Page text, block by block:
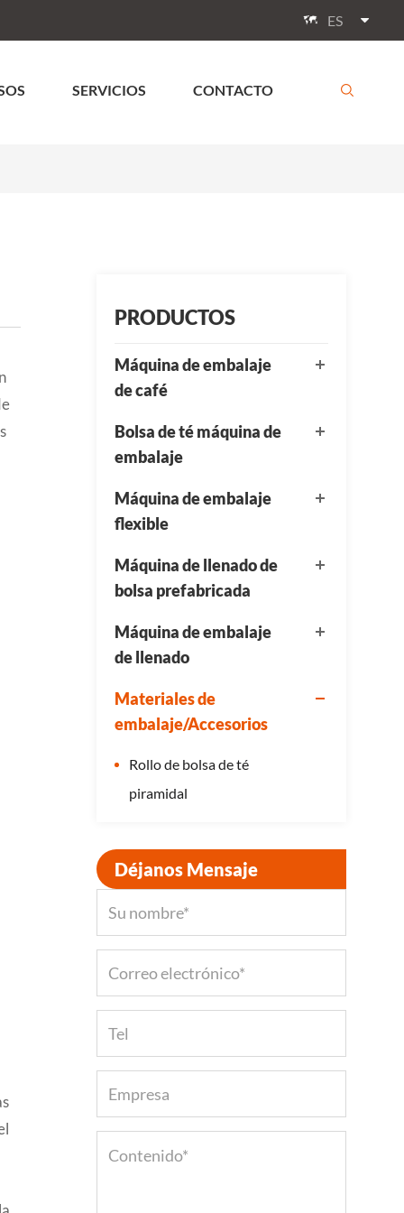
 ES
SERVICIOS CONTACTO 
PRODUCTOS
Máquina de embalaje
de café
Bolsa de té máquina de
embalaje
Máquina de embalaje
flexible
Máquina de llenado de
bolsa prefabricada
Máquina de embalaje
de llenado
Materiales de
embalaje/Accesorios
Rollo de bolsa de té
piramidal
Déjanos Mensaje